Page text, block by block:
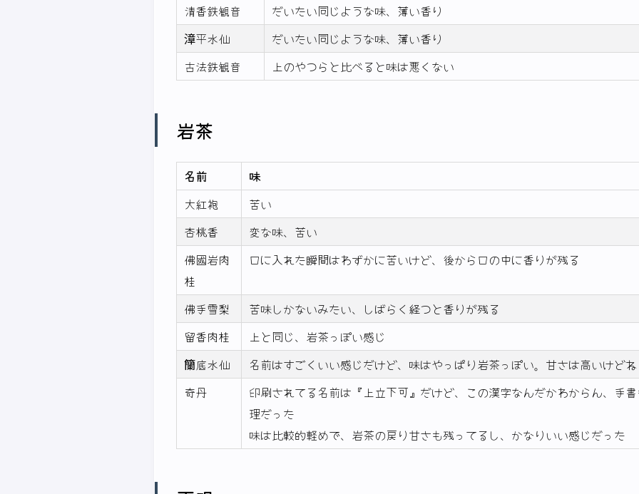
清香鉄観音
だいたい同じような味、薄い香り
漳平水仙
だいたい同じような味、薄い香り
古法鉄観音
上のやつらと比べると味は悪くない
岩茶
名前
味
大紅袍
苦い
杏桃香
変な味、苦い
佛國岩肉
桂
口に入れた瞬間はわずかに苦いけど、後から口の中に香りが残る
佛手雪梨
苦味しかないみたい、しばらく経つと香りが残る
留香肉桂
上と同じ、岩茶っぽい感じ
籣底水仙
名前はすごくいい感じだけど、味はやっぱり岩茶っぽい。甘さは高いけどね
奇丹
印刷されてる名前は『上立下可』だけど、この漢字なんだかわからん、手
理だった
味は比較的軽めで、岩茶の戻り甘さも残ってるし、かなりいい感じだった